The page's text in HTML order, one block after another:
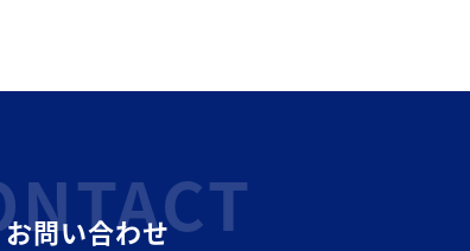
お問い合わせ